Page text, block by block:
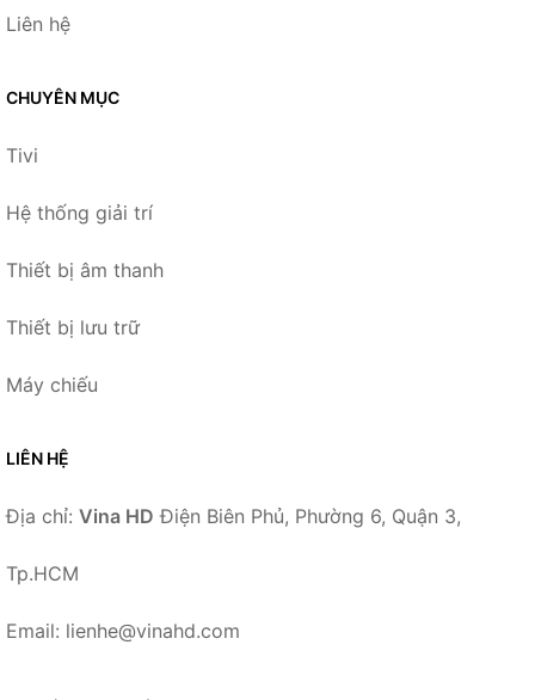
Liên hệ
CHUYÊN MỤC
Tivi
Hệ thống giải trí
Thiết bị âm thanh
Thiết bị lưu trữ
Máy chiếu
LIÊN HỆ
Địa chỉ: Vina HD Điện Biên Phủ, Phường 6, Quận 3,
Tp.HCM
Email: lienhe@vinahd.com